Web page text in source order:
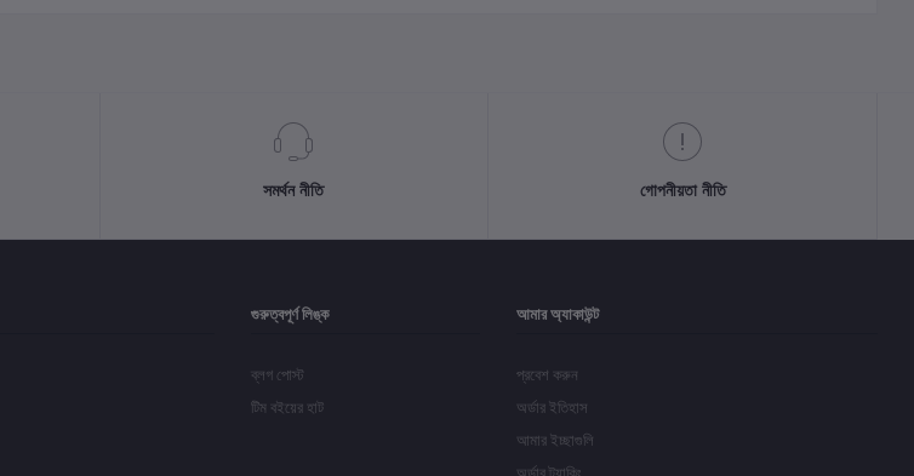
সমর্থন নীতি গোপনীয়তা নীতি
গুরুত্বপূর্ণ লিঙ্ক
ব্লগ পোস্ট
টিম বইয়ের হাট
আমার অ্যাকাউন্ট
প্রবেশ করুন
অর্ডার ইতিহাস
আমার ইচ্ছাগুলি